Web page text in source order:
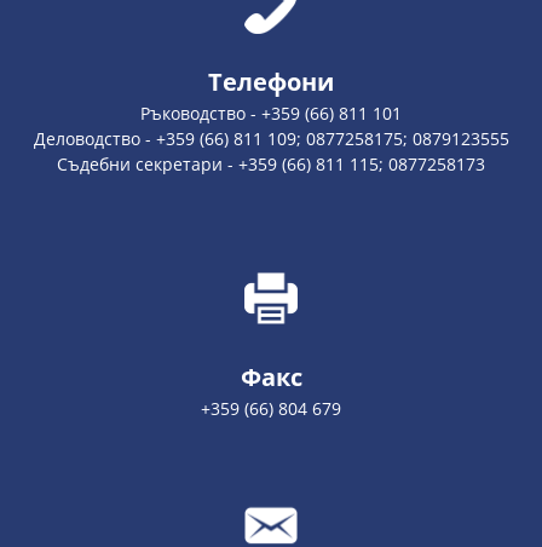
Телефони
Ръководство - +359 (66) 811 101
Деловодство - +359 (66) 811 109; 0877258175; 0879123555
Съдебни секретари - +359 (66) 811 115; 0877258173
Факс
+359 (66) 804 679